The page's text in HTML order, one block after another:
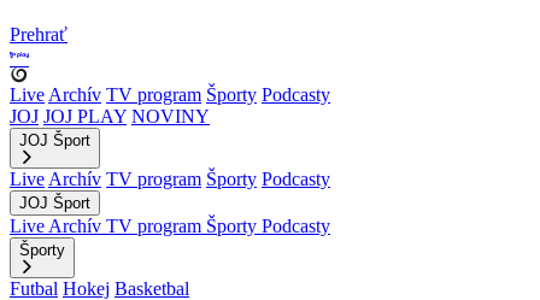
Prehrať
Live Archív TV program Športy Podcasty
JOJ JOJ PLAY NOVINY
JOJ Šport
Live Archív TV program Športy Podcasty
JOJ Šport
Live Archív TV program Športy Podcasty
Športy
Futbal Hokej Basketbal